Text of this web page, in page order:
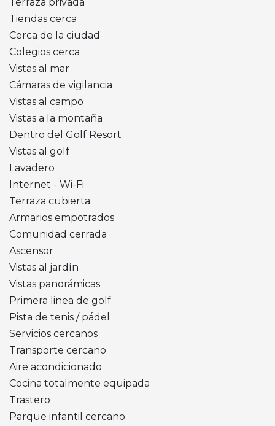
Tiendas cerca
Cerca de la ciudad
Colegios cerca
Vistas al mar
Cámaras de vigilancia
Vistas al campo
Vistas a la montaña
Dentro del Golf Resort
Vistas al golf
Lavadero
Internet - Wi-Fi
Terraza cubierta
Armarios empotrados
Comunidad cerrada
Ascensor
Vistas al jardín
Vistas panorámicas
Primera linea de golf
Pista de tenis / pádel
Servicios cercanos
Transporte cercano
Aire acondicionado
Cocina totalmente equipada
Trastero
Parque infantil cercano